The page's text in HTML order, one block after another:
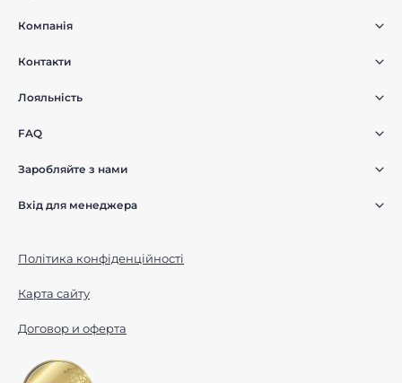
Компанія
Контакти
Лояльність
FAQ
Заробляйте з нами
Вхід для менеджера
Політика конфіденційності
Карта сайту
Договор и оферта